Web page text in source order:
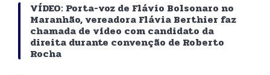
VÍDEO: Porta-voz de Flávio Bolsonaro no
Maranhão, vereadora Flávia Berthier faz
chamada de vídeo com candidato da
direita durante convenção de Roberto
Rocha